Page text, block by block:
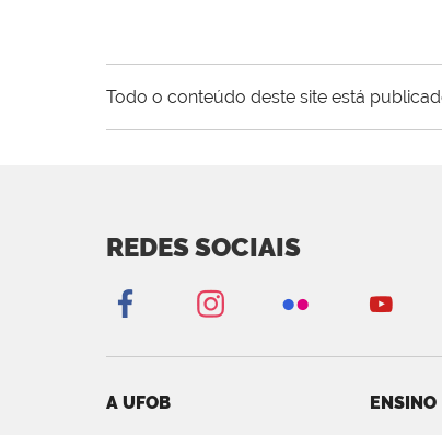
Todo o conteúdo deste site está
REDES SOCIAIS
A UFOB ENSINO